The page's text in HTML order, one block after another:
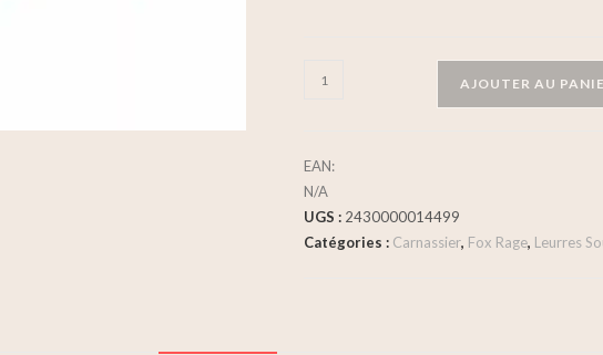
AJOUTER AU
EAN:
N/A
UGS : 2430000014499
Catégories : Carnassier, Fox Rage, Leurres